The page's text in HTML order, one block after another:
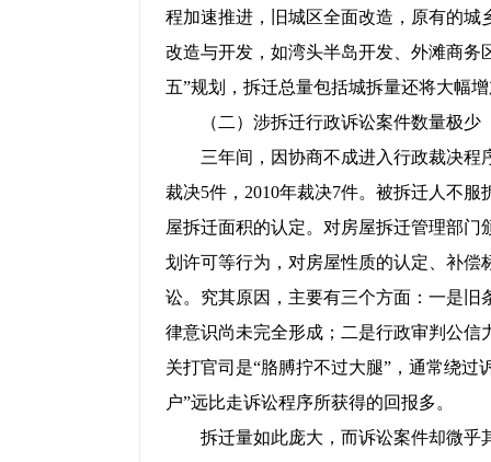
程加速推进，旧城区全面改造，原有的
改造与开发，如湾头半岛开发、外滩商务
五”规划，拆迁总量包括城拆量还将大幅
（二）涉拆迁行政诉讼案件数量极少
三年间，因协商不成进入行政裁决程
裁决5件，2010年裁决7件。被拆迁人不
屋拆迁面积的认定。对房屋拆迁管理部
划许可等行为，对房屋性质的认定、补
讼。究其原因，主要有三个方面：一是
律意识尚未完全形成；二是行政审判公
关打官司是“胳膊拧不过大腿”，通常绕
户”远比走诉讼程序所获得的回报多。
拆迁量如此庞大，而诉讼案件却微乎